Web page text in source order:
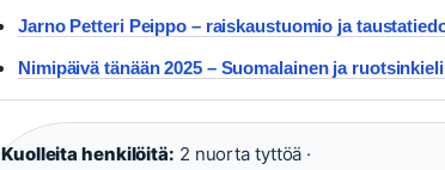
Jarno Petteri Peippo – raiskaustuomio ja
Nimipäivä tänään 2025 – Suomalainen ja
Kuolleita henkilöitä: 2 nuorta tyttöä ·